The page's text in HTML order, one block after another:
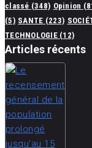
classé (348) Opinion
(5) SANTE (223)
TECHNOLOGIE(12)
Articles récents